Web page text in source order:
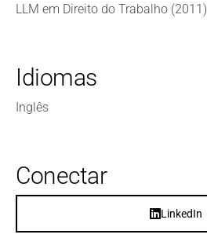
LLM em Direito do Trabalho (2011)
Idiomas
Inglês
Conectar
LinkedIn